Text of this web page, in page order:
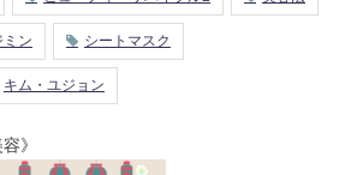
ミン シートマスク
キム・ユジョン
》